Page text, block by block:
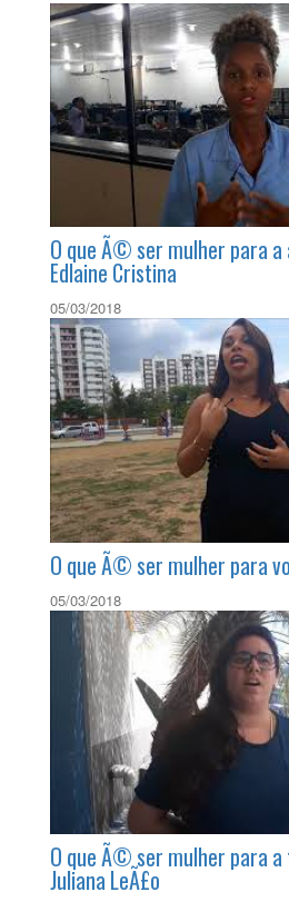
O que Ã© ser mulher para
´nia Santana
05/03/2018
O que Ã© ser mulher para
Edlaine Cristina
05/03/2018
O que Ã© ser mulher para
05/03/2018